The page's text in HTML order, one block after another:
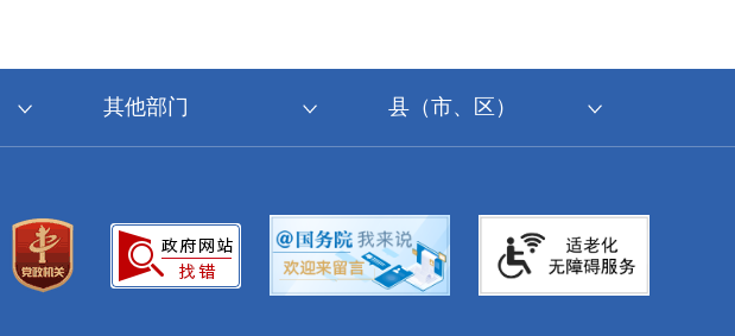
其他部门 县（市、区）